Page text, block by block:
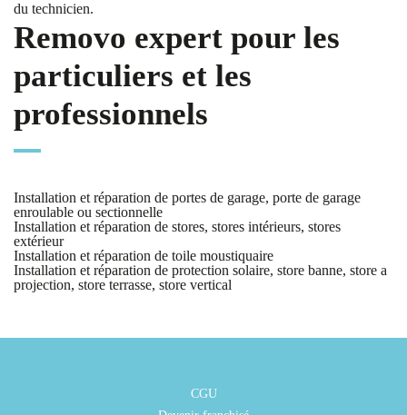
du technicien.
Removo expert pour les
particuliers et les
professionnels
Installation et réparation de portes de garage, porte de garage
enroulable ou sectionnelle
Installation et réparation de stores, stores intérieurs, stores
extérieur
Installation et réparation de toile moustiquaire
Installation et réparation de protection solaire, store banne, store a
projection, store terrasse, store vertical
CGU